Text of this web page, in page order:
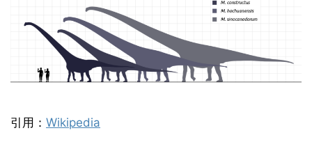
引用： Wikipedia